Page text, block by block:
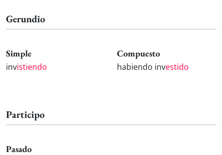
Gerundio
Simple
invistiendo
Compuesto
habiendo investido
Participo
Pasado